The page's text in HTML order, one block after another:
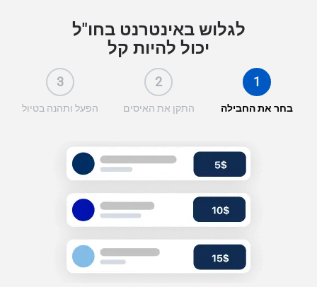
לגלוש באינטרנט בחו"ל
יכול להיות קל
1
בחר את החבילה
2
התקן את האיסים
3
הפעל ותהנה בטיול